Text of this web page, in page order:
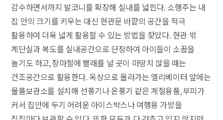
감수하면서까지 발코니를 확장해 실내를 넓힌다. 소행주는 내
집 안의 크기를 키우는 대신 현관문 바깥의 공간을 적극
활용하여 더욱 넓게 활용할 수 있는 방법을 찾았다. 현관 밖
계단실과 복도를 실내공간으로 단장하여 아이들이 소꿉을
놀기도 하고, 장마철에 빨래를 널 곳이 마땅치 않을 때는
건조공간으로 활용한다. 옥상으로 올라가는 엘리베이터 앞에는
물품보관소를 설치해 선풍기나 온풍기 같은 계절용품, 부피가
커서 집안에 두기 어려운 아이스박스나 여행용 가방을